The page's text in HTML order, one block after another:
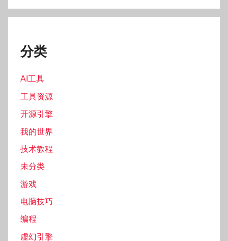
分类
AI工具
工具资源
开源引擎
我的世界
技术教程
未分类
游戏
电脑技巧
编程
虚幻引擎